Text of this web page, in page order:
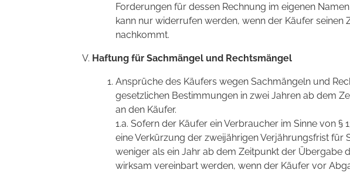
Forderungen für dessen Rechnung im eigenen
kann nur widerrufen werden, wenn der Käufer
nachkommt.
Haftung für Sachmängel und Rechtsmängel
Ansprüche des Käufers wegen Sachmängeln und
gesetzlichen Bestimmungen in zwei Jahren ab dem
an den Käufer.
1.a. Sofern der Käufer ein Verbraucher im Sinne von §
eine Verkürzung der zweijährigen Verjährungsfrist
weniger als ein Jahr ab dem Zeitpunkt der Übergabe
wirksam vereinbart werden, wenn der Käufer vor